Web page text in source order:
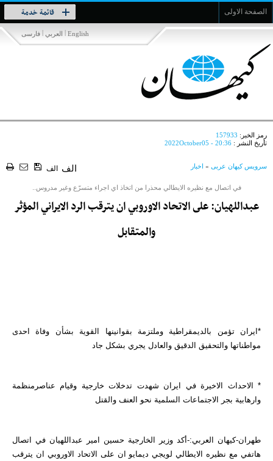
الصفحة الاولى قائمة خدمة
Toggle
navigation
فارسی | العربي | English
رمز الخبر: 157933
تأريخ النشر : 2022October05 - 20:36
سرویس کیهان عربی » اخبار الف الف
في اتصال مع نظيره الايطالي محذرا من اتخاذ اي اجراء متسرّع وغير مدروس..
عبداللهيان: على الاتحاد الاوروبي ان يترقب الرد الايراني المؤثر
والمتقابل
*ايران تؤمن بالديمقراطية وملتزمة بقوانينها القوية بشأن وفاة احدى
مواطناتها والتحقيق الدقيق والعادل يجري بشكل جاد
* الاحداث الاخيرة في ايران شهدت تدخلات خارجية وقيام عناصرمنظمة
وارهابية بجر الاجتماعات السلمية نحو العنف والقتل
طهران-كيهان العربي:-أكد وزير الخارجية حسين امير عبداللهيان في اتصال
هاتفي مع نظيره الايطالي لويجي ديمايو ان على الاتحاد الاوروبي ان يترقب